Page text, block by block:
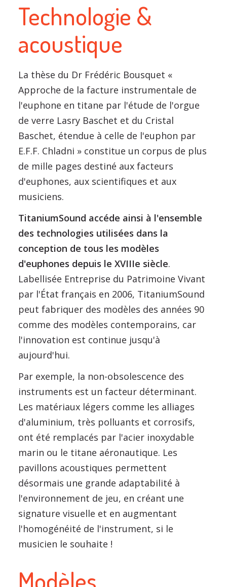
Technologie &
acoustique
La thèse du Dr Frédéric Bousquet «
Approche de la facture instrumentale de
l'euphone en titane par l'étude de l'orgue
de verre Lasry Baschet et du Cristal
Baschet, étendue à celle de l'euphon par
E.F.F. Chladni » constitue un corpus de plus
de mille pages destiné aux facteurs
d'euphones, aux scientifiques et aux
musiciens.
TitaniumSound accéde ainsi à l'ensemble
des technologies utilisées dans la
conception de tous les modèles
d'euphones depuis le XVIIIe siècle.
Labellisée Entreprise du Patrimoine Vivant
par l'État français en 2006, TitaniumSound
peut fabriquer des modèles des années 90
comme des modèles contemporains, car
l'innovation est continue jusqu'à
aujourd'hui.
Par exemple, la non-obsolescence des
instruments est un facteur déterminant.
Les matériaux légers comme les alliages
d'aluminium, très polluants et corrosifs,
ont été remplacés par l'acier inoxydable
marin ou le titane aéronautique. Les
pavillons acoustiques permettent
désormais une grande adaptabilité à
l'environnement de jeu, en créant une
signature visuelle et en augmentant
l'homogénéité de l'instrument, si le
musicien le souhaite !
Modèles